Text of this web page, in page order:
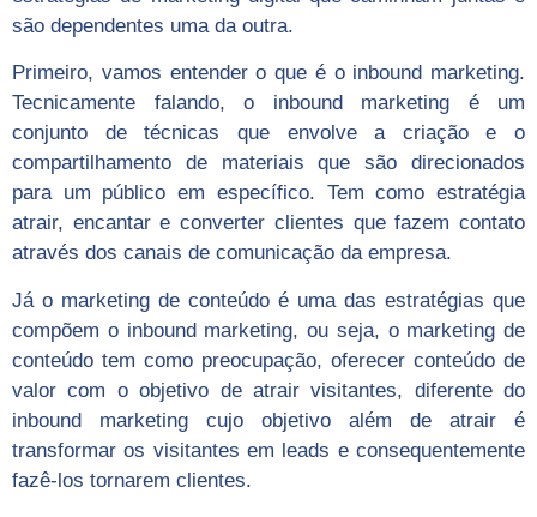
são dependentes uma da outra.
Primeiro, vamos entender o que é o inbound marketing.
Tecnicamente falando, o inbound marketing é um
conjunto de técnicas que envolve a criação e o
compartilhamento de materiais que são direcionados
para um público em específico. Tem como estratégia
atrair, encantar e converter clientes que fazem contato
através dos canais de comunicação da empresa.
Já o marketing de conteúdo é uma das estratégias que
compõem o inbound marketing, ou seja, o marketing de
conteúdo tem como preocupação, oferecer conteúdo de
valor com o objetivo de atrair visitantes, diferente do
inbound marketing cujo objetivo além de atrair é
transformar os visitantes em leads e consequentemente
fazê-los tornarem clientes.